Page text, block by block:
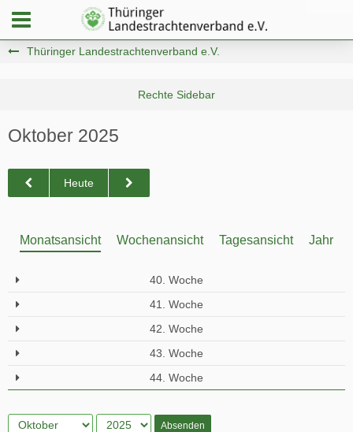
Thüringer Landestrachtenverband e.V.
Oktober 2025
Heute
Monatsansicht Wochenansicht Tagesansicht
40. Woche
41. Woche
42. Woche
43. Woche
44. Woche
Absenden